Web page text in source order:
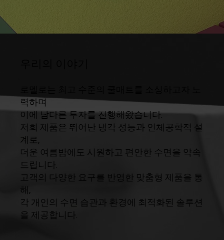
력하며
이에 남다른 투자를 진행해왔습니다.
저희 제품은 뛰어난 냉각 성능과 인체공학적 설
계로,
더운 여름밤에도 시원하고 편안한 수면을 약속
드립니다.
고객의 다양한 요구를 반영한 맞춤형 제품을 통
해,
각 개인의 수면 습관과 환경에 최적화된 솔루션
을 제공합니다.